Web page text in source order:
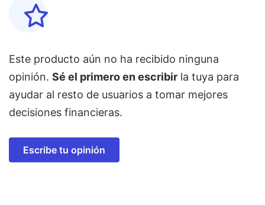
Este producto aún no ha recibido ninguna
opinión. Sé el primero en escribir la tuya para
ayudar al resto de usuarios a tomar mejores
decisiones financieras.
Escribe tu opinión